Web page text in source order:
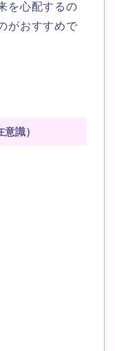
を心配するの
がおすすめで
識）